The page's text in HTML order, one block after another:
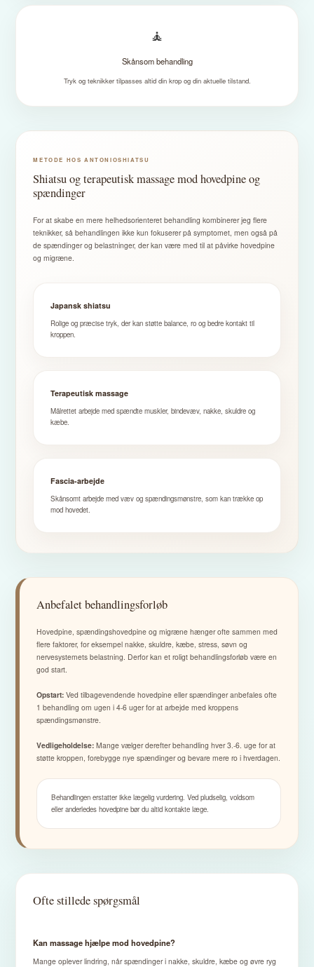
🧘
Skånsom behandling
Tryk og teknikker tilpasses altid din krop og din aktuelle tilstand.
METODE HOS ANTONIOSHIATSU
Shiatsu og terapeutisk massage mod hovedpine og
spændinger
For at skabe en mere helhedsorienteret behandling kombinerer jeg flere
teknikker, så behandlingen ikke kun fokuserer på symptomet, men også på
de spændinger og belastninger, der kan være med til at påvirke hovedpine
og migræne.
Japansk shiatsu
Rolige og præcise tryk, der kan støtte balance, ro og bedre kontakt til
kroppen.
Terapeutisk massage
Målrettet arbejde med spændte muskler, bindevæv, nakke, skuldre og
kæbe.
Fascia-arbejde
Skånsomt arbejde med væv og spændingsmønstre, som kan trække op
mod hovedet.
Anbefalet behandlingsforløb
Hovedpine, spændingshovedpine og migræne hænger ofte sammen med
flere faktorer, for eksempel nakke, skuldre, kæbe, stress, søvn og
nervesystemets belastning. Derfor kan et roligt behandlingsforløb være en
god start.
Opstart: Ved tilbagevendende hovedpine eller spændinger anbefales ofte
1 behandling om ugen i 4-6 uger for at arbejde med kroppens
spændingsmønstre.
Vedligeholdelse: Mange vælger derefter behandling hver 3.-6. uge for at
støtte kroppen, forebygge nye spændinger og bevare mere ro i hverdagen.
Behandlingen erstatter ikke lægelig vurdering. Ved pludselig, voldsom
eller anderledes hovedpine bør du altid kontakte læge.
Ofte stillede spørgsmål
Kan massage hjælpe mod hovedpine?
Mange oplever lindring, når spændinger i nakke, skuldre, kæbe og øvre ryg